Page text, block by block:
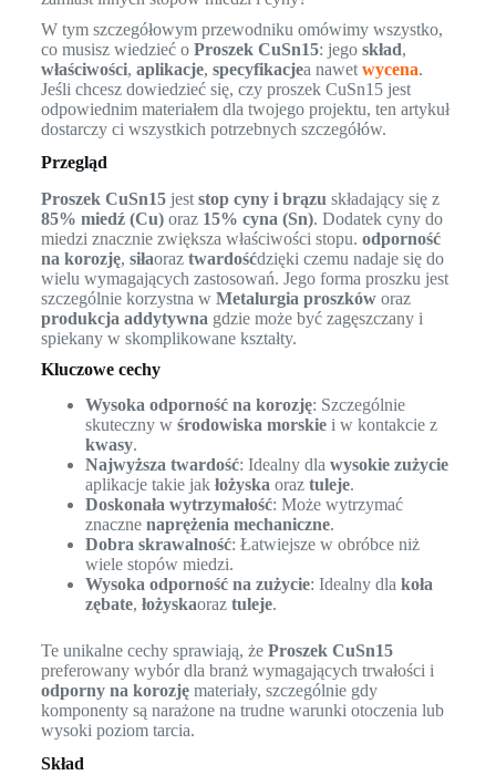
W tym szczegółowym przewodniku omówimy wszystko,
co musisz wiedzieć o Proszek CuSn15: jego skład,
właściwości, aplikacje, specyfikacjea nawet wycena.
Jeśli chcesz dowiedzieć się, czy proszek CuSn15 jest
odpowiednim materiałem dla twojego projektu, ten artykuł
dostarczy ci wszystkich potrzebnych szczegółów.
Przegląd
Proszek CuSn15jest stop cyny i brązu składający się z
85% miedź (Cu)oraz 15% cyna (Sn). Dodatek cyny do
miedzi znacznie zwiększa właściwości stopu. odporność
na korozję, siłaoraz twardośćdzięki czemu nadaje się do
wielu wymagających zastosowań. Jego forma proszku jest
szczególnie korzystna w Metalurgia proszkóworaz
produkcja addytywna gdzie może być zagęszczany i
spiekany w skomplikowane kształty.
Kluczowe cechy
Wysoka odporność na korozję: Szczególnie
skuteczny w środowiska morskiei w kontakcie z
kwasy.
Najwyższa twardość: Idealny dla wysokie zużycie
aplikacje takie jak łożyskaoraz tuleje.
Doskonała wytrzymałość: Może wytrzymać
znaczne naprężenia mechaniczne.
Dobra skrawalność: Łatwiejsze w obróbce niż
wiele stopów miedzi.
Wysoka odporność na zużycie: Idealny dla koła
zębate, łożyskaoraz tuleje.
Te unikalne cechy sprawiają, że Proszek CuSn15
preferowany wybór dla branż wymagających trwałości i
odporny na korozjęmateriały, szczególnie gdy
komponenty są narażone na trudne warunki otoczenia lub
wysoki poziom tarcia.
Skład